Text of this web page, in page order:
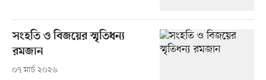
সংহতি ও বিজয়ের স্মৃতিধন্য
রমজান
০৭ মার্চ ২০২৬